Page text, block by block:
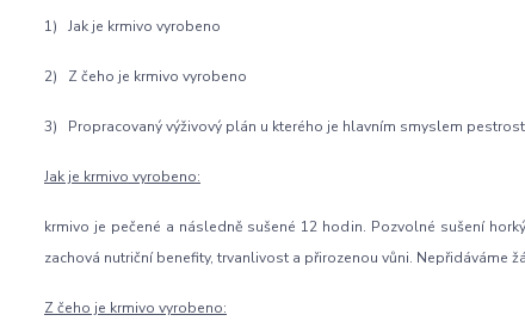
1) Jak je krmivo vyrobeno
2) Z čeho je krmivo vyrobeno
3) Propracovaný výživový plán u kterého je hlavním smyslem
Jak je krmivo vyrobeno:
krmivo je pečené a následně sušené 12 hodin. Pozvolné sušení
zachová nutriční benefity, trvanlivost a přirozenou vůni. Nepřidáváme
Z čeho je krmivo vyrobeno: